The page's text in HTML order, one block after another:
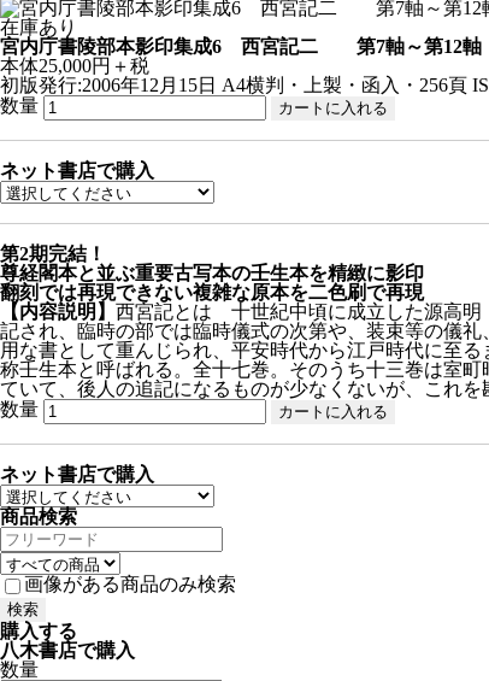
在庫あり
宮内庁書陵部本影印集成6 西宮記二 第7軸～第12軸
本体25,000円＋税
初版発行:2006年12月15日 A4横判・上製・函入・256頁
数量
ネット書店で購入
第2期完結！
尊経閣本と並ぶ重要古写本の壬生本を精緻に影印
翻刻では再現できない複雑な原本を二色刷で再現
【内容説明】 西宮記とは 十世紀中頃に成立した源高明
記され、臨時の部では臨時儀式の次第や、装束等の儀
用な書として重んじられ、平安時代から江戸時代に至
称壬生本と呼ばれる。全十七巻。そのうち十三巻は室
ていて、後人の追記になるものが少なくないが、これ
数量
ネット書店で購入
商品検索
画像がある商品のみ検索
購入する
八木書店で購入
数量